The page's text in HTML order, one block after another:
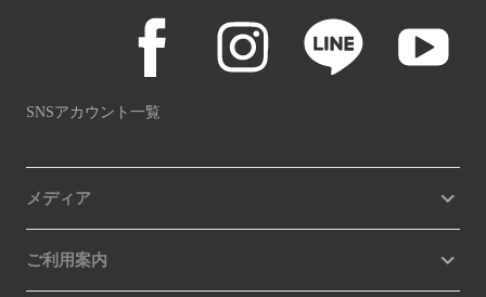
SNSアカウント一覧
メディア
ご利用案内